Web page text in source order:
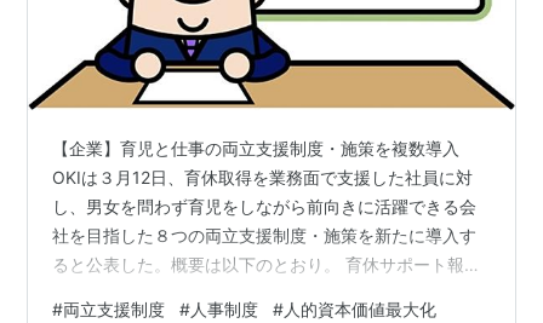
【企業】育児と仕事の両立支援制度・施策を複数導入
OKIは３月12日、育休取得を業務面で支援した社員に対
し、男女を問わず育児をしながら前向きに活躍できる会
社を目指した８つの両立支援制度・施策を新たに導入す
ると公表した。概要は以下のとおり。 育休サポート報奨
#両立支援制度 #人事制度 #人的資本価値最大化